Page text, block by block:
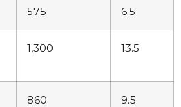
575 6.5
1,300 13.5
860 9.5